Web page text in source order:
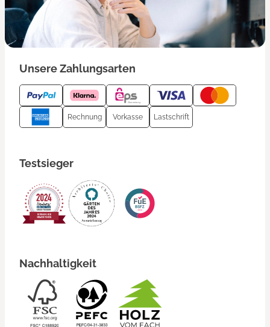
Unsere Zahlungsarten
Rechnung Vorkasse Lastschrift
Testsieger
Nachhaltigkeit